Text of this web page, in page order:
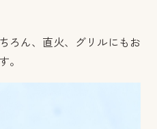
ろん、直火、グリルにもお
。